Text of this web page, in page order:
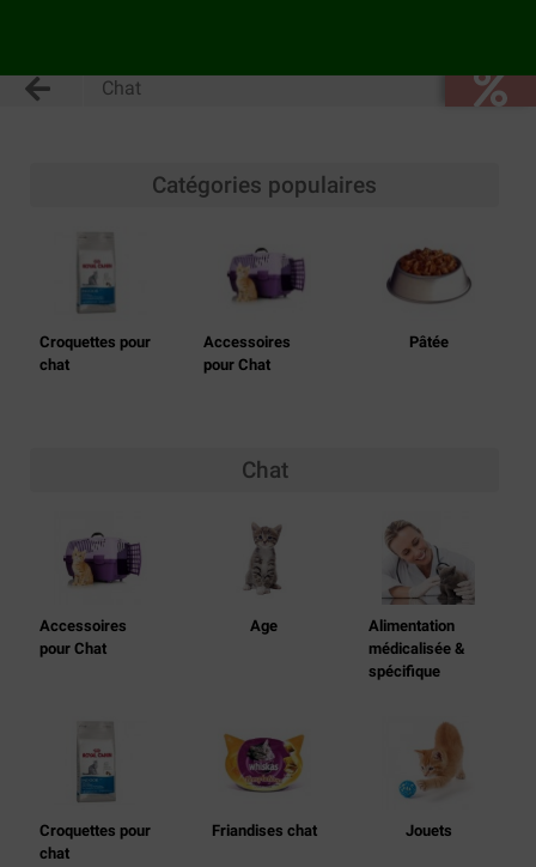
Chat
Catégories populaires
Croquettes pour
chat
Accessoires
pour Chat
Pâtée
Chat
Accessoires
pour Chat
Age
Alimentation
médicalisée &
spécifique
Croquettes pour
chat
Friandises chat Jouets